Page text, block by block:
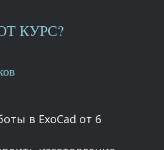
КУРС?
в ExoCad от 6